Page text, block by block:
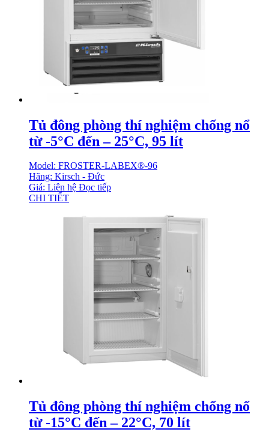
Tủ đông phòng thí nghiệm chống nổ
từ -5°C đến – 25°C, 95 lít
Model: FROSTER-LABEX®-96
Hãng: Kirsch - Đức
Giá: Liên hệ Đọc tiếp
CHI TIẾT
Tủ đông phòng thí nghiệm chống nổ
từ -15°C đến – 22°C, 70 lít